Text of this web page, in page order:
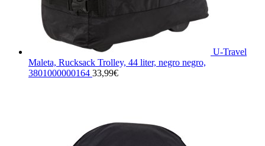
U-Travel
Maleta, Rucksack Trolley, 44 liter, negro negro,
3801000000164 33,99€